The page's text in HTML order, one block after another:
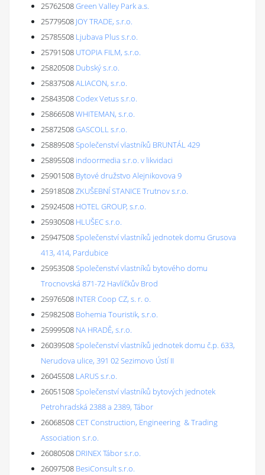
25762508Green Valley Park a.s.
25779508 JOY TRADE, s.r.o.
25785508 Ljubava Plus s.r.o.
25791508 UTOPIA FILM, s.r.o.
25820508 Dubský s.r.o.
25837508ALIACON, s.r.o.
25843508Codex Vetus s.r.o.
25866508WHITEMAN, s.r.o.
25872508GASCOLL s.r.o.
25889508Společenství vlastníků BRUNTÁL 429
25895508 indoormedia s.r.o. v likvidaci
25901508 Bytové družstvo Alejnikovova 9
25918508ZKUŠEBNÍ STANICE Trutnov s.r.o.
25924508 HOTEL GROUP, s.r.o.
25930508 HLUŠEC s.r.o.
25947508Společenství vlastníků jednotek domu Grusova
413, 414, Pardubice
25953508Společenství vlastníků bytového domu
Trocnovská 871-72 Havlíčkův Brod
25976508 INTER Coop CZ, s. r. o.
25982508 Bohemia Touristik, s.r.o.
25999508 NA HRADĚ, s.r.o.
26039508Společenství vlastníků jednotek domu č.p. 633,
Nerudova ulice, 391 02 Sezimovo Ústí II
26045508 LARUS s.r.o.
26051508Společenství vlastníků bytových jednotek
Petrohradská 2388 a 2389, Tábor
26068508CET Construction, Engineering & Trading
Association s.r.o.
26080508 DRINEX Tábor s.r.o.
26097508 BesiConsult s.r.o.